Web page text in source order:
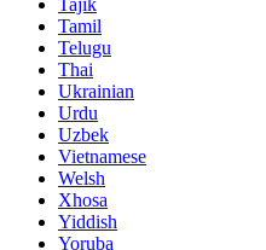
Tajik
Tamil
Telugu
Thai
Ukrainian
Urdu
Uzbek
Vietnamese
Welsh
Xhosa
Yiddish
Yoruba